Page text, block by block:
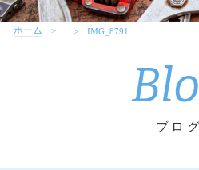
ホーム IMG_8791
ブログ